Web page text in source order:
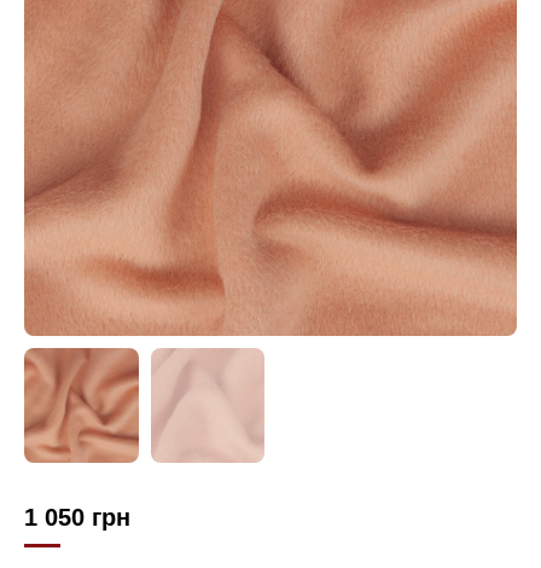
1 050 грн